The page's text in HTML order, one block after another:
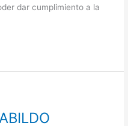
dar cumplimiento a la